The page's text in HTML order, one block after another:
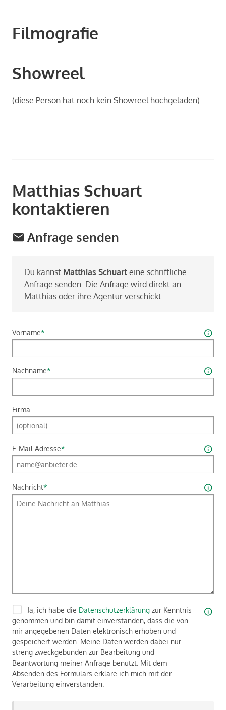
Filmografie
Showreel
(diese Per­son hat noch kein Show­re­el hoch­ge­la­den)
Matthias Schuart
kontaktieren
Anfrage senden
Du kannst Mat­thi­as Schuart eine schrift­li­che
An­fra­ge sen­den. Die An­fra­ge wird di­rekt an
Mat­thi­as oder ihre Agen­tur ver­schickt.
Vorname*
Nachname*
Firma
E-Mail Adresse*
Nachricht*
Ja, ich habe die Datenschutzerklärung zur Kenntnis
genommen und bin damit einverstanden, dass die von
mir angegebenen Daten elektronisch erhoben und
gespeichert werden. Meine Daten werden dabei nur
streng zweckgebunden zur Bearbeitung und
Beantwortung meiner Anfrage benutzt. Mit dem
Absenden des Formulars erkläre ich mich mit der
Verarbeitung einverstanden.